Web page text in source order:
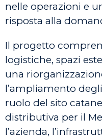
nelle operazioni e
risposta alla
Il progetto
logistiche, spazi
una
l’ampliamento
ruolo del sito
distributiva per il
l’azienda,